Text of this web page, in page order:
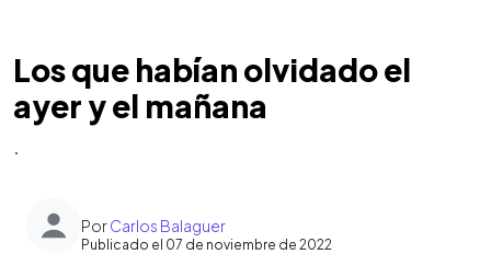
Los que habían olvidado el
ayer y el mañana
.
PorCarlos Balaguer
Publicado el 07 de noviembre de 2022